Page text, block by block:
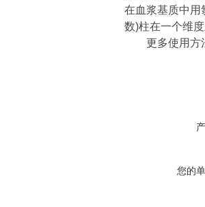
在血浆基质中用
数)柱在一个维
更多使用方
您的